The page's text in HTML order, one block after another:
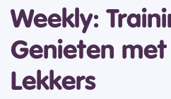
Weekly:
Genieten
Lekkers